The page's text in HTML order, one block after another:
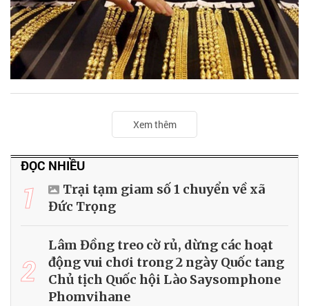
Xem thêm
ĐỌC NHIỀU
1
Trại tạm giam số 1 chuyển về xã
Đức Trọng
2
Lâm Đồng treo cờ rủ, dừng các hoạt
động vui chơi trong 2 ngày Quốc tang
Chủ tịch Quốc hội Lào Saysomphone
Phomvihane